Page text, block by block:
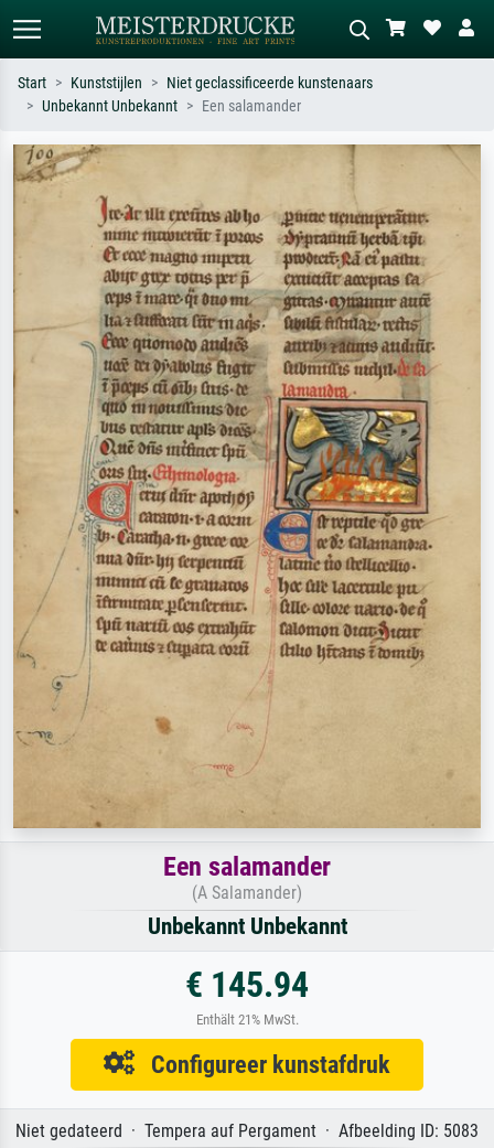
Zoek op kunstenaar, titel of stijl – bijv.
Monet, Sterrennacht, impressionisme,
Hokusai-golf, naakt.
Beschrijf de scène – bijv. groene
olieverfschilderij, staand naakt naast
een boom.
Start Kunststijlen
Niet geclassificeerde kunstenaars
Unbekannt Unbekannt
Een salamander
Een salamander
(A Salamander)
Unbekannt Unbekannt
€ 145.94
Enthält 21% MwSt.
Configureer kunstafdruk
Niet gedateerd · Tempera auf Pergament · Afbeelding ID: 5083